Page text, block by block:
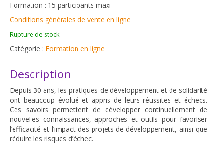
Formation : 15 participants maxi
Conditions générales de vente en ligne
Rupture de stock
Catégorie : Formation en ligne
Description
Depuis 30 ans, les pratiques de développement et de solidarité
ont beaucoup évolué et appris de leurs réussites et échecs.
Ces savoirs permettent de développer continuellement de
nouvelles connaissances, approches et outils pour favoriser
l’efficacité et l’impact des projets de développement, ainsi que
réduire les risques d’échec.